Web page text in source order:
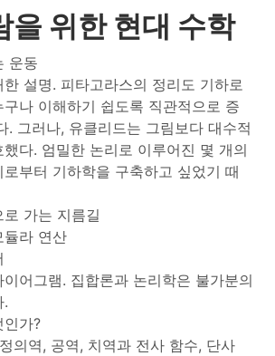
을 위한 현대 수학
운동
한 설명. 피타고라스의 정리도 기하로
구나 이해하기 쉽도록 직관적으로 증
. 그러나, 유클리드는 그림보다 대수적
했다. 엄밀한 논리로 이루어진 몇 개의
로부터 기하학을 구축하고 싶었기 때
로 가는 지름길
듈라 연산
이어그램. 집합론과 논리학은 불가분의
.
인가?
정의역, 공역, 치역과 전사 함수, 단사